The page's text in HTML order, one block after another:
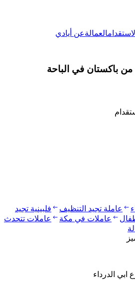
العمالةعن أيادي
باكستان في الباحة
عاملة تجيد التنظيف
فلبينية تجيد
عاملات في مكة
عاملات تتحدث
الدرداء